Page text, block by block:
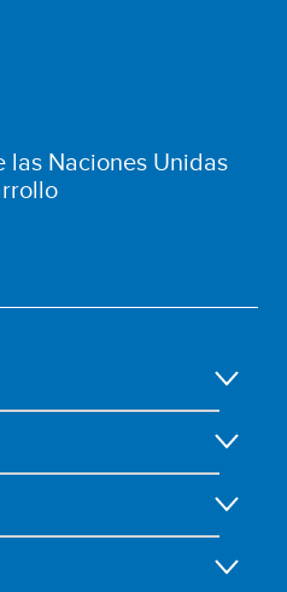
las Naciones Unidas